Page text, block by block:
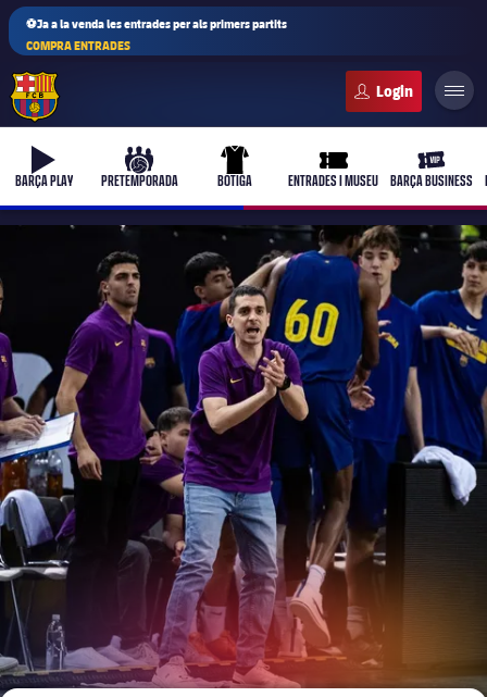
⚽Ja a la venda les entrades per als primers partits
COMPRA ENTRADES
b-play
BARÇA PLAY
culers-ball
PRETEMPORADA
uniform
BOTIGA
ticket-full
ENTRADES I MUSEU
ticket-
BARÇA BUSINESS
plusicon
més
Junta Directiva
Estructura executiva
Barça Academy
plusicon
més